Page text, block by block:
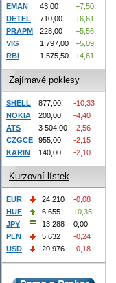
EMAN 43,00
+7,50
DETEL
710,00
+6,61
PRAPM
228,00
+5,56
VIG
1 797,00
+5,09
RBI
1 575,50 +4,61
Zajímavé poklesy
SHELL 877,00
-10,33
NOKIA
200,00
-4,40
ATS
3 504,00
-2,56
CZGCE
955,00
-2,15
KARIN
140,00 -2,10
Kurzovní lístek
EUR 24,210
-0,08
HUF
6,655
+0,35
JPY
13,288
0,00
PLN
5,632
-0,24
USD
20,976 -0,18